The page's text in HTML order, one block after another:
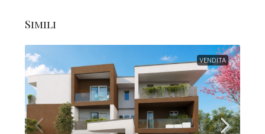
Simili
VENDITA